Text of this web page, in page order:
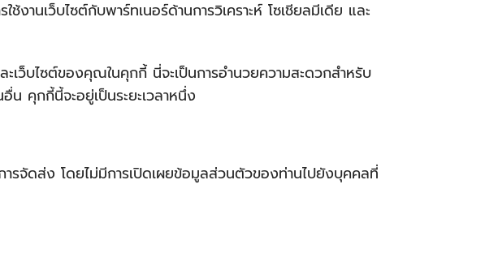
ช้งานเว็บไซต์กับพาร์ทเนอร์ด้านการวิเคราะห์ โซเชียลมีเดีย และ
เว็บไซต์ของคุณในคุกกี้ นี่จะเป็นการอำนวยความสะดวกสำหรับ
คุกกี้นี้จะอยู่เป็นระยะเวลาหนึ่ง
รจัดส่ง โดยไม่มีการเปิดเผยข้อมูลส่วนตัวของท่านไปยังบุคคลที่